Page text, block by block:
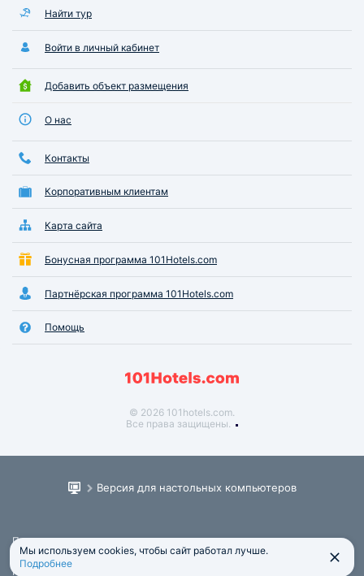
Найти тур
Войти в личный кабинет
Добавить объект размещения
О нас
Контакты
Корпоративным клиентам
Карта сайта
Бонусная программа 101Hotels.com
Партнёрская программа 101Hotels.com
Помощь
© 2026 101hotels.com.
Все права защищены.
Версия для настольных компьютеров
Пользовательское соглашение
Юридическая информация
Политика обработки персональных данных
Мы используем cookies, чтобы сайт работал лучше.
Подробнее